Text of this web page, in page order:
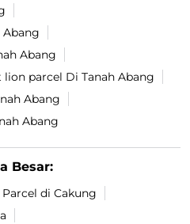
Abang
Abang
parcel Di Tanah Abang
Abang
Abang
Besar:
Parcel di Cakung